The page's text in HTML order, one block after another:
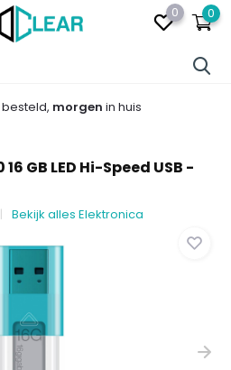
0 0
besteld, morgen in huis
GB LED Hi-Speed USB -
Bekijk alles Elektronica